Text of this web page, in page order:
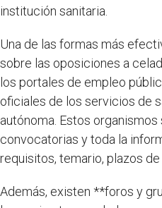
institución sanitaria.
Una de las formas más
sobre las oposiciones a
los portales de empleo
oficiales de los servicios de
autónoma. Estos
convocatorias y toda la
requisitos, temario, plazos
Además, existen **foros y